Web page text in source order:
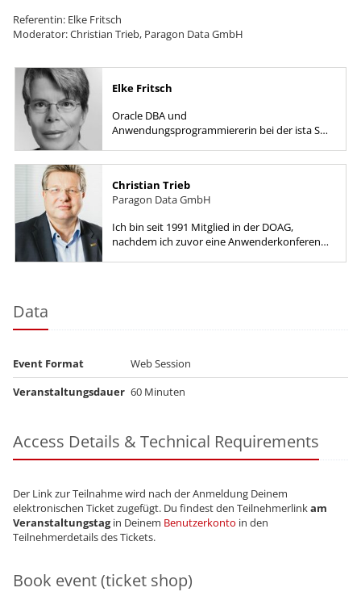
Referentin: Elke Fritsch
Moderator: Christian Trieb, Paragon Data GmbH
Elke Fritsch
Oracle DBA und
Anwendungsprogrammiererin bei der ista SE
Christian Trieb
Paragon Data GmbH
Ich bin seit 1991 Mitglied in der DOAG,
nachdem ich zuvor eine Anwenderkonferenz
Data
Event Format
Web Session
Veranstaltungsdauer 60 Minuten
Access Details & Technical Requirements
Der Link zur Teilnahme wird nach der Anmeldung Deinem
elektronischen Ticket zugefügt. Du findest den Teilnehmerlinkam
Veranstaltungstagin Deinem Benutzerkonto in den
Teilnehmerdetails des Tickets.
Book event (ticket shop)